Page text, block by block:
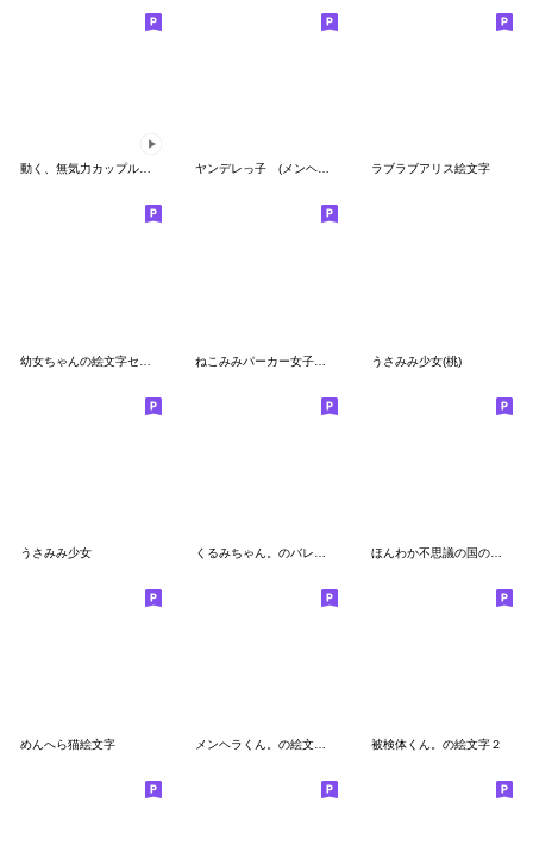
動く、無気力カップル絵文字 ヤンデレっ子 (メンヘラ猫Ver.) ラブラブアリス絵文字
うさみみ少女(桃)
うさみみ少女 ほんわか不思議の国の絵文字
めんへら猫絵文字 メンヘラくん。の絵文字３（猫） 被検体くん。の絵文字２